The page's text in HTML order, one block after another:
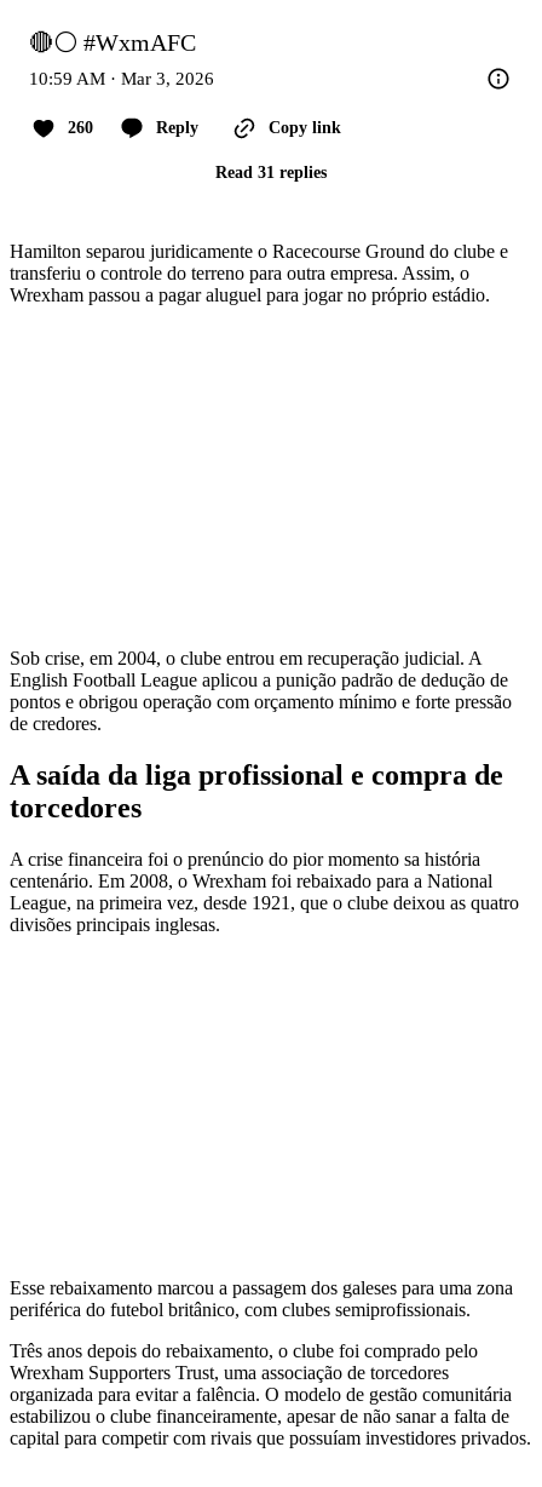
🔴⚪ #WxmAFC
10:59 AM · Mar 3, 2026
260 Reply Copy link
Read 31 replies
Hamilton separou juridicamente o Racecourse Ground do clube e
transferiu o controle do terreno para outra empresa. Assim, o
Wrexham passou a pagar aluguel para jogar no próprio estádio.
Sob crise, em 2004, o clube entrou em recuperação judicial. A
English Football League aplicou a punição padrão de dedução de
pontos e obrigou operação com orçamento mínimo e forte pressão
de credores.
A saída da liga profissional e compra de
torcedores
A crise financeira foi o prenúncio do pior momento sa história
centenário. Em 2008, o Wrexham foi rebaixado para a National
League, na primeira vez, desde 1921, que o clube deixou as quatro
divisões principais inglesas.
Esse rebaixamento marcou a passagem dos galeses para uma zona
periférica do futebol britânico, com clubes semiprofissionais.
Três anos depois do rebaixamento, o clube foi comprado pelo
Wrexham Supporters Trust, uma associação de torcedores
organizada para evitar a falência. O modelo de gestão comunitária
estabilizou o clube financeiramente, apesar de não sanar a falta de
capital para competir com rivais que possuíam investidores privados.